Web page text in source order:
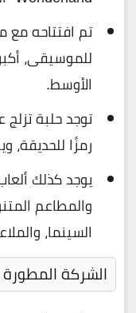
تم افتتاحه
للموسيقى،
الأوسط.
توجد حلبة
رمزًا للحديقة،
يوجد كذلك
والمطاعم
السينما،
الشركة المطورة